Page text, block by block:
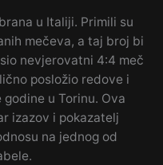
u Italiji. Primili su
mečeva, a taj broj bi
nevjerovatni 4:4 meč
posložio redove i
u Torinu. Ova
izazov i pokazatelj
na jednog od